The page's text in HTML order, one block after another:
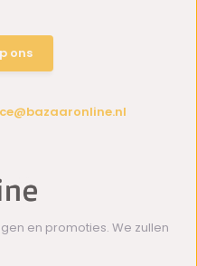
ons
en promoties. We zullen